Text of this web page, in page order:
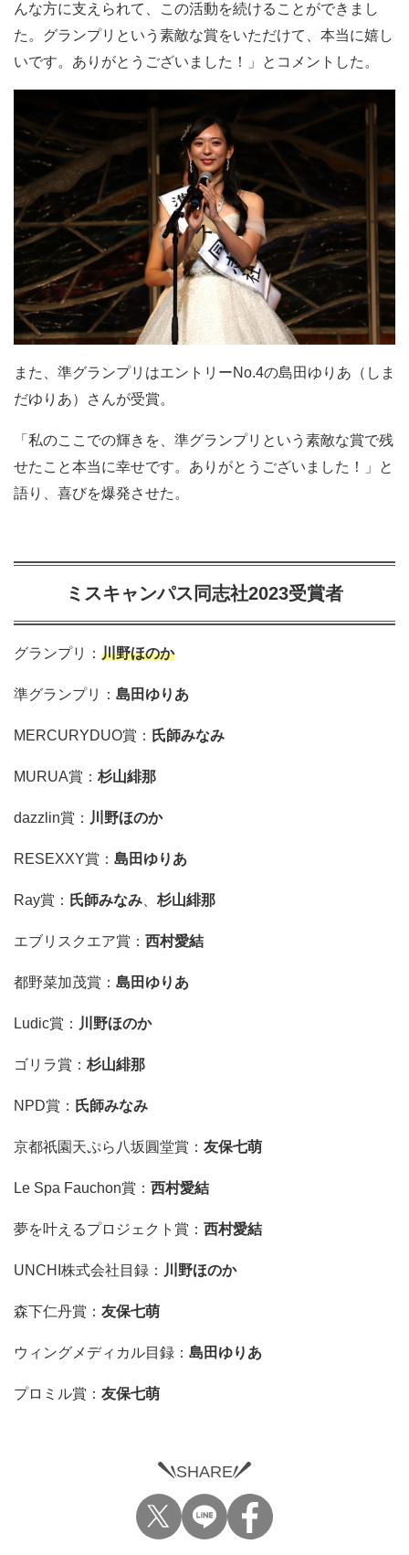
んな方に支えられて、この活動を続けることができまし
た。グランプリという素敵な賞をいただけて、本当に嬉し
いです。ありがとうございました！」とコメントした。
また、準グランプリはエントリーNo.4の島田ゆりあ（しま
だゆりあ）さんが受賞。
「私のここでの輝きを、準グランプリという素敵な賞で残
せたこと本当に幸せです。ありがとうございました！」と
語り、喜びを爆発させた。
ミスキャンパス同志社2023受賞者
グランプリ： 川野ほのか
準グランプリ： 島田ゆりあ
MERCURYDUO賞： 氏師みなみ
MURUA賞： 杉山緋那
dazzlin賞： 川野ほのか
RESEXXY賞： 島田ゆりあ
Ray賞： 氏師みなみ 杉山緋那
エブリスクエア賞： 西村愛結
都野菜加茂賞： 島田ゆりあ
Ludic賞： 川野ほのか
ゴリラ賞： 杉山緋那
NPD賞： 氏師みなみ
京都祇園天ぷら八坂圓堂賞： 友保七萌
Le Spa Fauchon賞： 西村愛結
夢を叶えるプロジェクト賞： 西村愛結
UNCHI株式会社目録： 川野ほのか
森下仁丹賞： 友保七萌
ウィングメディカル目録： 島田ゆりあ
プロミル賞： 友保七萌
SHARE